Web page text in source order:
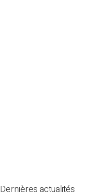
Dernières actualités